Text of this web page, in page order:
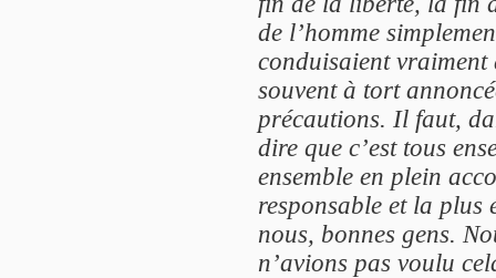
de l’homme
conduisaient vraiment
souvent à tort
précautions. Il faut,
dire que c’est tous
ensemble en plein
responsable et la plus
nous, bonnes gens.
n’avions pas voulu